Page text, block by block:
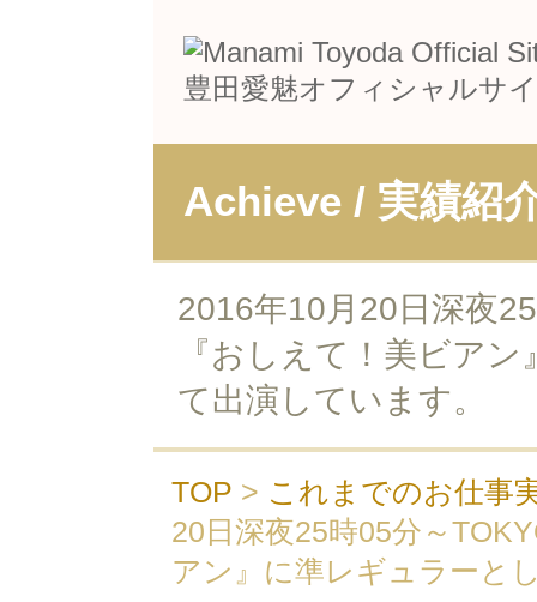
豊田愛魅オフィシャルサ
Achieve / 実績紹
2016年10月20日深夜
『おしえて！美ビア
て出演しています。
TOP > これまでのお仕事
20日深夜25時05分～
アン』に準レギュラーと